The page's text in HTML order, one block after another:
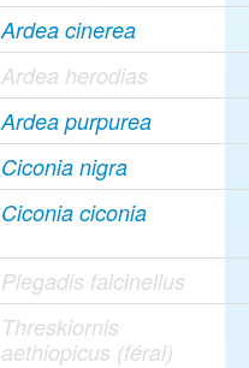
Ardea cinerea
Ardea herodias
Ardea purpurea
Ciconia nigra
Ciconia ciconia
Plegadis falcinellus
Threskiornis
aethiopicus (féral)